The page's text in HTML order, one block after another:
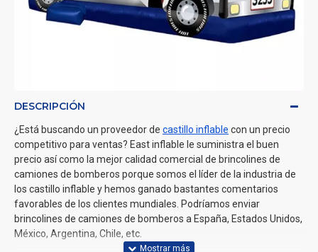
DESCRIPCIÓN
¿Está buscando un proveedor de castillo inflable con un precio
competitivo para ventas? East inflable le suministra el buen
precio así como la mejor calidad comercial de brincolines de
camiones de bomberos porque somos el líder de la industria de
los castillo inflable y hemos ganado bastantes comentarios
favorables de los clientes mundiales. Podríamos enviar
brincolines de camiones de bomberos a España, Estados Unidos,
México, Argentina, Chile, etc.